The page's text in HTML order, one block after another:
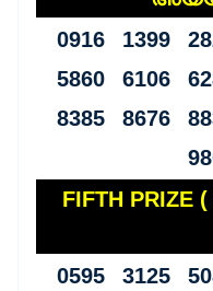
0916 1399
5860 6106
8385 8676
FIFTH PRIZE
0595 3125